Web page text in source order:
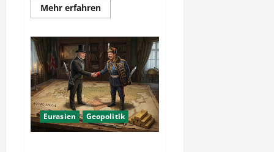
Mehr erfahrenMehr
Informationen
News
und
Fakten
–
Unbedingt
genau
hinschauen!
Eurasien Geopolitik